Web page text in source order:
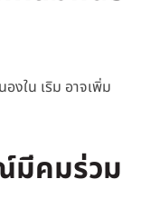
งใน เริม อาจเพิ่ม
มีคมร่วม